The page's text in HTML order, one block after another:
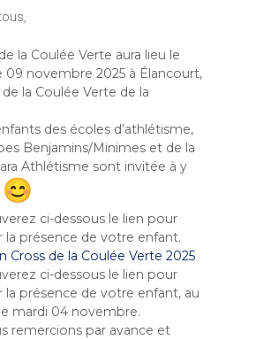
la Coulée Verte aura lieu le
09 novembre 2025 à Élancourt,
la Coulée Verte de la
des écoles d’athlétisme,
Benjamins/Minimes et de la
Athlétisme sont invitée à y
ci-dessous le lien pour
la présence de votre enfant.
Cross de la Coulée Verte 2025
ci-dessous le lien pour
la présence de votre enfant, au
mardi 04 novembre.
remercions par avance et